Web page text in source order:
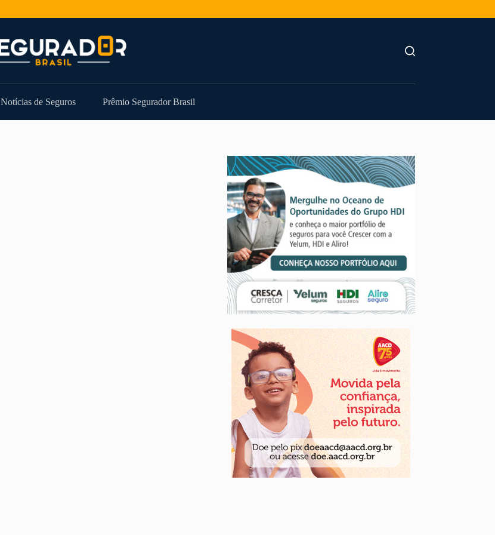
Notícias de Seguros Prêmio Segurador Brasil